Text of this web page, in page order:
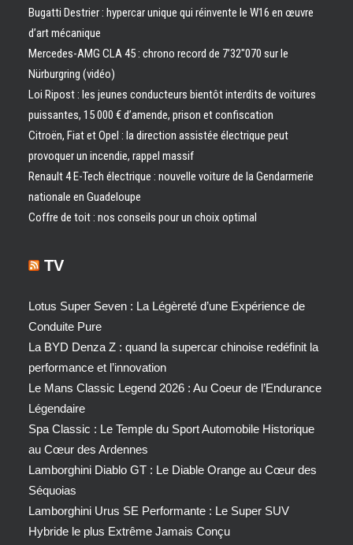
Bugatti Destrier : hypercar unique qui réinvente le W16 en œuvre
d’art mécanique
Mercedes-AMG CLA 45 : chrono record de 7’32″070 sur le
Nürburgring (vidéo)
Loi Ripost : les jeunes conducteurs bientôt interdits de voitures
puissantes, 15 000 € d’amende, prison et confiscation
Citroën, Fiat et Opel : la direction assistée électrique peut
provoquer un incendie, rappel massif
Renault 4 E-Tech électrique : nouvelle voiture de la Gendarmerie
nationale en Guadeloupe
Coffre de toit : nos conseils pour un choix optimal
TV
Lotus Super Seven : La Légèreté d’une Expérience de
Conduite Pure
La BYD Denza Z : quand la supercar chinoise redéfinit la
performance et l’innovation
Le Mans Classic Legend 2026 : Au Coeur de l’Endurance
Légendaire
Spa Classic : Le Temple du Sport Automobile Historique
au Cœur des Ardennes
Lamborghini Diablo GT : Le Diable Orange au Cœur des
Séquoias
Lamborghini Urus SE Performante : Le Super SUV
Hybride le plus Extrême Jamais Conçu